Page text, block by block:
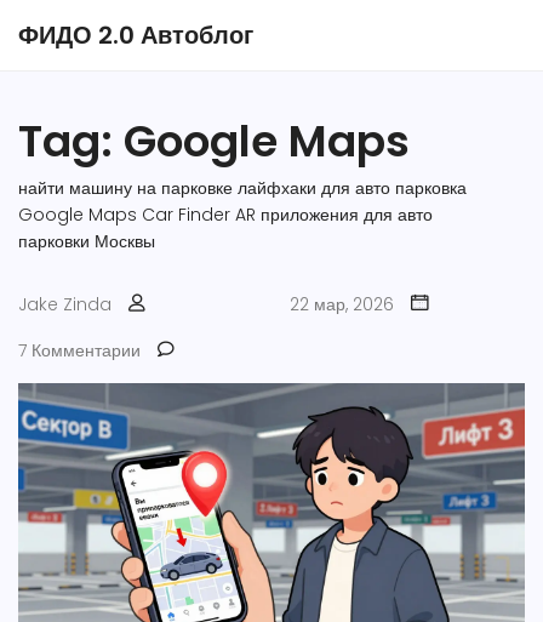
ФИДО 2.0 Автоблог
Tag: Google Maps
найти машину на парковке лайфхаки для авто парковка
Google Maps Car Finder AR приложения для авто
парковки Москвы
Jake Zinda
22 мар, 2026
7 Комментарии